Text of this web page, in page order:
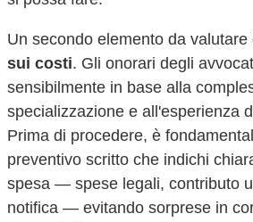
Un secondo elemento da valutare
sui costi. Gli onorari degli
sensibilmente in base alla
specializzazione e all'esperienza
Prima di procedere, è
preventivo scritto che indichi
spesa — spese legali, contributo
notifica — evitando sorprese in